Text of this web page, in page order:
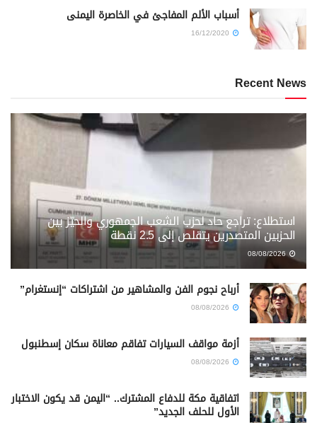
أسباب الألم المفاجئ في الخاصرة اليمنى
Recent News
استطلاع: تراجع حاد لحزب الشعب الجمهوري والحيّز بين
الحزبين المتصدرين يتقلص إلى 2.5 نقطة
08/08/2026
أرباح نجوم الفن والمشاهير من اشتراكات “إنستغرام”
أزمة مواقف السيارات تفاقم معاناة سكان إسطنبول
اتفاقية مكة للدفاع المشترك.. “اليمن قد يكون الاختبار
الأول للحلف الجديد”